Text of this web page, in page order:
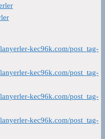
kec96k.com/post_tag-
kec96k.com/post_tag-
kec96k.com/post_tag-
kec96k.com/post_tag-